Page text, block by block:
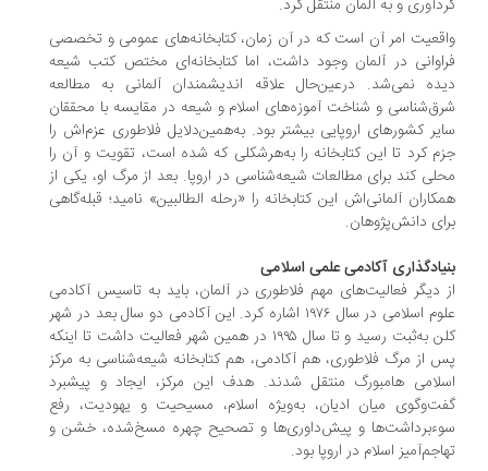
و به آلمان منتقل کرد.
امر آن است که در آن زمان، کتابخانه‌های عمومی و تخصصی
در آلمان وجود داشت، اما کتابخانه‌ای مختص کتب شیعه
نمی‌شد. درعین‌حال علاقه اندیشمندان آلمانی به مطالعه
و شناخت آموزه‌های اسلام و شیعه در مقایسه با محققان
کشورهای اروپایی بیشتر بود. به‌همین‌دلایل فلاطوری عزم‌اش را
کرد تا این کتابخانه را به‌هرشکلی که شده است، تقویت و آن را
کند برای مطالعات شیعه‌شناسی در اروپا. بعد از مرگ او، یکی از
آلمانی‌اش این کتابخانه را «رحله الطالبین» نامید؛ قبله‌گاهی
دانش‌پژوهان.
آکادمی علمی اسلامی
دیگر فعالیت‌های مهم فلاطوری در آلمان، باید به تاسیس آکادمی
علوم اسلامی در سال ۱۹۷۶ اشاره کرد. این آکادمی دو سال بعد در شهر
کلن به‌ثبت رسید و تا سال ۱۹۹۵ در همین شهر فعالیت داشت تا اینکه
از مرگ فلاطوری، هم آکادمی، هم کتابخانه شیعه‌شناسی به مرکز
هامبورگ منتقل شدند. هدف این مرکز، ایجاد و پیشبرد
میان ادیان، به‌ویژه اسلام، مسیحیت و یهودیت، رفع
و پیش‌داوری‌ها و تصحیح چهره مسخ‌شده، خشن و
اسلام در اروپا بود.